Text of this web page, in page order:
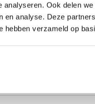
analyseren. Ook delen
en analyse. Deze
hebben verzameld op
een fietsplan,